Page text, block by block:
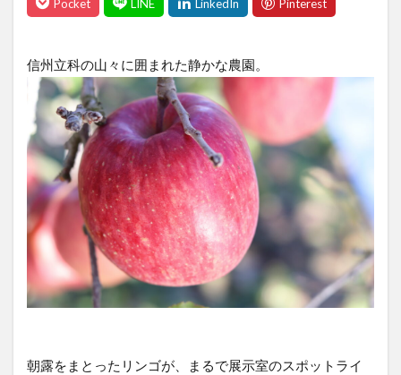
信州立科の山々に囲まれた静かな農園。
朝露をまとったリンゴが、まるで展示室のスポットライ